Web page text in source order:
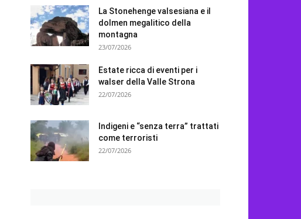
La Stonehenge valsesiana e il
dolmen megalitico della
montagna
23/07/2026
Estate ricca di eventi per i
walser della Valle Strona
22/07/2026
Indigeni e “senza terra” trattati
come terroristi
22/07/2026